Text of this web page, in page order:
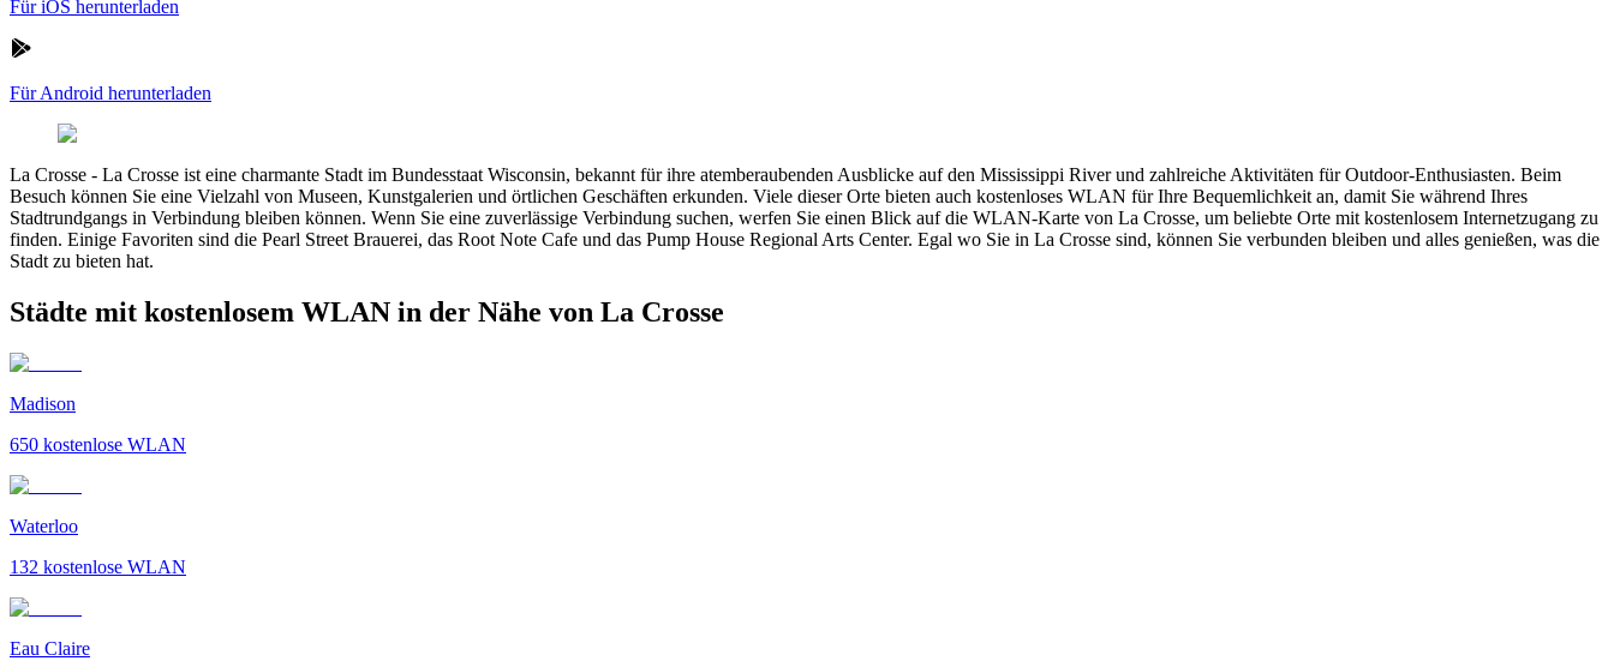
Für iOS herunterladen
Für Android herunterladen
La Crosse - La Crosse ist eine charmante Stadt im Bundesstaat Wisconsin, bekannt für ihre atemberaubenden Ausblicke auf den Mississippi River und zahlreiche Aktivitäten für Outdoor-Enthusiasten. Beim
Besuch können Sie eine Vielzahl von Museen, Kunstgalerien und örtlichen Geschäften erkunden. Viele dieser Orte bieten auch kostenloses WLAN für Ihre Bequemlichkeit an, damit Sie während Ihres
Stadtrundgangs in Verbindung bleiben können. Wenn Sie eine zuverlässige Verbindung suchen, werfen Sie einen Blick auf die WLAN-Karte von La Crosse, um beliebte Orte mit kostenlosem Internetzugang zu
finden. Einige Favoriten sind die Pearl Street Brauerei, das Root Note Cafe und das Pump House Regional Arts Center. Egal wo Sie in La Crosse sind, können Sie verbunden bleiben und alles genießen, was die
Stadt zu bieten hat.
Städte mit kostenlosem WLAN in der Nähe von La Crosse
Madison
650 kostenlose WLAN
Waterloo
132 kostenlose WLAN
Eau Claire